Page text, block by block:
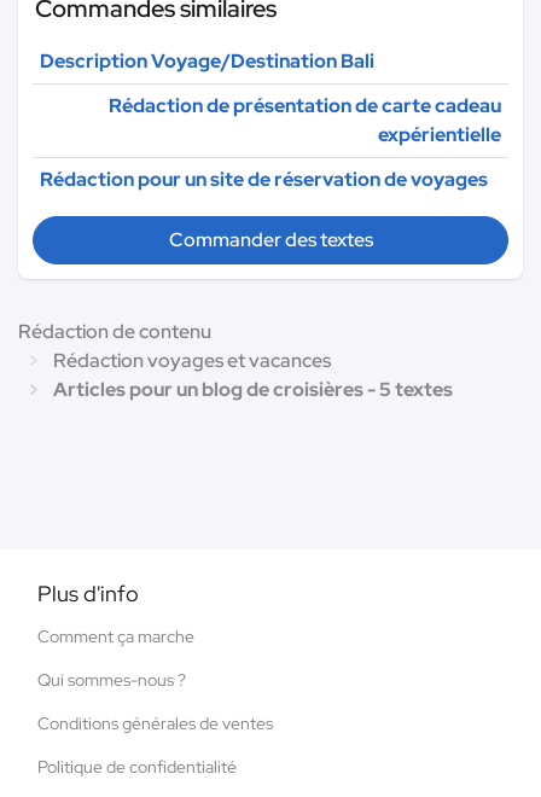
Commandes similaires
Description Voyage/Destination Bali
Rédaction de présentation de carte cadeau
expérientielle
Rédaction pour un site de réservation de voyages
Commander des textes
Rédaction de contenu
Rédaction voyages et vacances
Articles pour un blog de croisières - 5 textes
Plus d'info
Comment ça marche
Qui sommes-nous ?
Conditions générales de ventes
Politique de confidentialité